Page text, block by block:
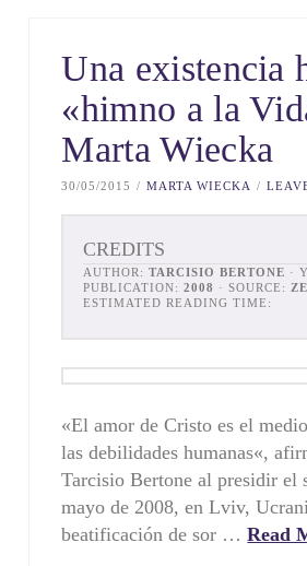
Una existencia
«himno a la
Marta Wiecka
30/05/2015 MARTA WIECKA
CREDITS
AUTHOR:TARCISIO BERTONE
PUBLICATION:2008 · SOURCE:
ESTIMATED READING TIME:
«El amor de Cristo es el
las debilidades humanas«,
Tarcisio Bertone al presidir el
mayo de 2008, en Lviv,
beatificación de sor …Read